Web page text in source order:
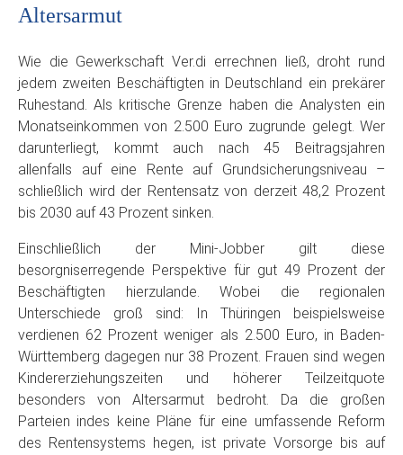
Altersarmut
Wie die Gewerkschaft Ver.di errechnen ließ, droht rund
jedem zweiten Beschäftigten in Deutschland ein prekärer
Ruhestand. Als kritische Grenze haben die Analysten ein
Monatseinkommen von 2.500 Euro zugrunde gelegt. Wer
darunterliegt, kommt auch nach 45 Beitragsjahren
allenfalls auf eine Rente auf Grundsicherungsniveau –
schließlich wird der Rentensatz von derzeit 48,2 Prozent
bis 2030 auf 43 Prozent sinken.
Einschließlich der Mini-Jobber gilt diese
besorgniserregende Perspektive für gut 49 Prozent der
Beschäftigten hierzulande. Wobei die regionalen
Unterschiede groß sind: In Thüringen beispielsweise
verdienen 62 Prozent weniger als 2.500 Euro, in Baden-
Württemberg dagegen nur 38 Prozent. Frauen sind wegen
Kindererziehungszeiten und höherer Teilzeitquote
besonders von Altersarmut bedroht. Da die großen
Parteien indes keine Pläne für eine umfassende Reform
des Rentensystems hegen, ist private Vorsorge bis auf